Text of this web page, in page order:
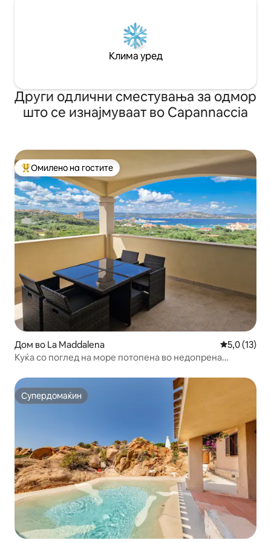
Клима уред
Други одлични сместувања за одмор
што се изнајмуваат во Capannaccia
Меѓу најуспешните „Омилени на гостите“
Омилено на гостите
Дом во La Maddalena Просечна
5,0 (13)
Куќа со поглед на море потопена во недопрена
Супердомаќин
Супердомаќин